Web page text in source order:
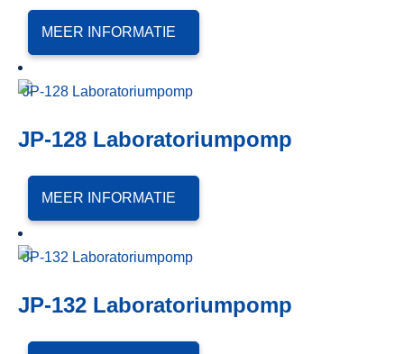
MEER INFORMATIE
JP-128 Laboratoriumpomp
MEER INFORMATIE
JP-132 Laboratoriumpomp